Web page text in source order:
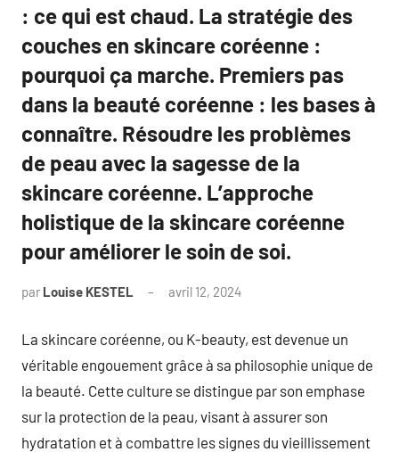
: ce qui est chaud. La stratégie des
couches en skincare coréenne :
pourquoi ça marche. Premiers pas
dans la beauté coréenne : les bases à
connaître. Résoudre les problèmes
de peau avec la sagesse de la
skincare coréenne. L’approche
holistique de la skincare coréenne
pour améliorer le soin de soi.
par Louise KESTEL avril 12, 2024
La skincare coréenne, ou K-beauty, est devenue un
véritable engouement grâce à sa philosophie unique de
la beauté. Cette culture se distingue par son emphase
sur la protection de la peau, visant à assurer son
hydratation et à combattre les signes du vieillissement